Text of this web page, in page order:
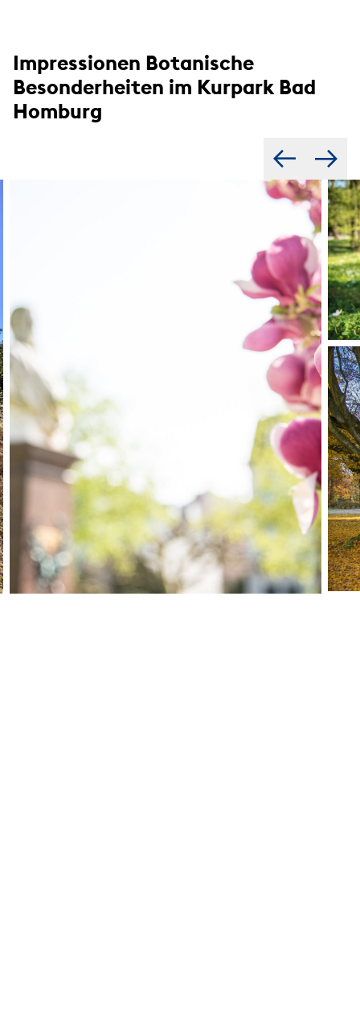
Impressionen Botanische
Besonderheiten im Kurpark Bad
Homburg